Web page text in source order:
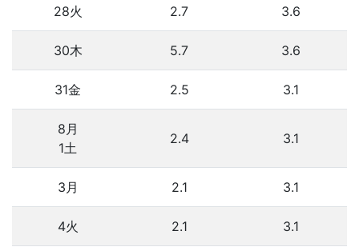
28火 2.7 3.6
30木 5.7 3.6
31金 2.5 3.1
8月
1土
2.4 3.1
3月 2.1 3.1
4火 2.1 3.1